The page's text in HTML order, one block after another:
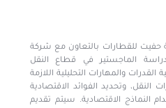
حفيت للقطارات بالتعاون مع شركة
الماجستير في قطاع النقل
والمهارات التحليلية اللازمة
النقل، وتحديد الفوائد الاقتصادية
النماذج الاقتصادية. سيتم تقديم